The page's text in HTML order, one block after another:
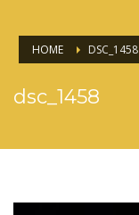
HOME DSC_1458
dsc_1458